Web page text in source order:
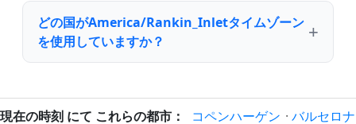
どの国がAmerica/Rankin_Inletタイムゾーン
を使用していますか？
現在の時刻 にて これらの都市： コペンハーゲン · バルセロナ